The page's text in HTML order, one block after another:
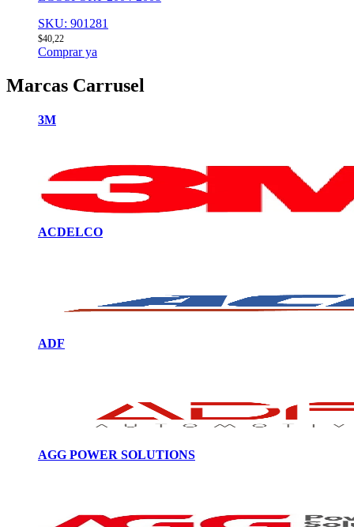
SKU: 901281
$40,22
Comprar ya
Marcas Carrusel
3M
ACDELCO
ADF
AGG POWER SOLUTIONS